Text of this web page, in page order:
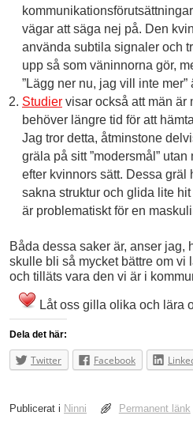
vägar att säga nej på. Den
använda subtila signaler och
upp så som väninnorna gör,
”Lägg ner nu, jag vill inte
Studiervisar också att män är
behöver längre tid för att
Jag tror detta, åtminstone
gräla på sitt ”modersmål”
efter kvinnors sätt. Dessa gräl
sakna struktur och glida lite
är problematiskt för en
Båda dessa saker är, anser jag,
skulle bli så mycket bättre om vi
och tilläts vara den vi är i
Låt oss gilla olika och lära
Dela det här:
Twitter Facebook
Publicerat i Ninni Permanent länk